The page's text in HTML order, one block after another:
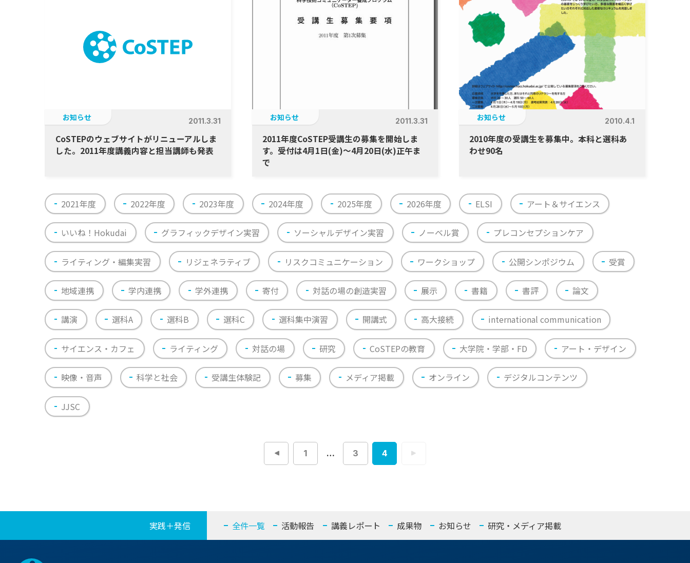
お知らせ 2011.3.31
CoSTEPのウェブサイトがリニューアルしま
した。2011年度講義内容と担当講師も発表
お知らせ 2011.3.31
2011年度CoSTEP受講生の募集を開始しま
す。受付は4月1日(金)〜4月20日(水)正午ま
で
お知らせ 2010.4.1
2010年度の受講生を募集中。本科と選科あ
わせ90名
2021年度 2022年度 2023年度 2024年度 2025年度 2026年度 ELSI アート＆サイエンス
いいね！Hokudai グラフィックデザイン実習 ソーシャルデザイン実習 ノーベル賞 プレコンセプションケア
ライティング・編集実習 リジェネラティブ リスクコミュニケーション ワークショップ 公開シンポジウム 受賞
地域連携 学内連携 学外連携 寄付 対話の場の創造実習 展示 書籍 書評 論文
講演 選科A 選科B 選科C 選科集中演習 開講式 高大接続 international communication
サイエンス・カフェ ライティング 対話の場 研究 CoSTEPの教育 大学院・学部・FD アート・デザイン
映像・音声 科学と社会 受講生体験記 募集 メディア掲載 オンライン デジタルコンテンツ
JJSC
稿
ン
1 … 3 4
実践＋発信 全件一覧 活動報告 講義レポート 成果物 お知らせ 研究・メディア掲載